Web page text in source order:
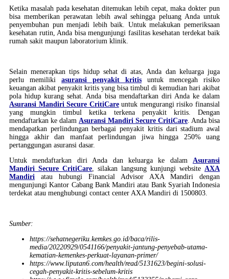
Ketika masalah pada kesehatan ditemukan lebih cepat, maka dokter pun
bisa memberikan perawatan lebih awal sehingga peluang Anda untuk
penyembuhan pun menjadi lebih baik. Untuk melakukan pemeriksaan
kesehatan rutin, Anda bisa mengunjungi fasilitas kesehatan terdekat baik
rumah sakit maupun laboratorium klinik.
Selain menerapkan tips hidup sehat di atas, Anda dan keluarga juga
perlu memiliki asuransi penyakit kritis untuk mencegah risiko
keuangan akibat penyakit kritis yang bisa timbul di kemudian hari akibat
pola hidup kurang sehat. Anda bisa mendaftarkan diri Anda ke dalam
Asuransi Mandiri Secure CritiCareuntuk mengurangi risiko finansial
yang mungkin timbul ketika terkena penyakit kritis. Dengan
mendaftarkan ke dalam Asuransi Mandiri Secure CritiCare. Anda bisa
mendapatkan perlindungan berbagai penyakit kritis dari stadium awal
hingga akhir dan manfaat perlindungan jiwa hingga 250% uang
pertanggungan asuransi dasar.
Untuk mendaftarkan diri Anda dan keluarga ke dalam Asuransi
Mandiri Secure CritiCare, silakan langsung kunjungi website AXA
Mandiri atau hubungi Financial Advisor AXA Mandiri dengan
mengunjungi Kantor Cabang Bank Mandiri atau Bank Syariah Indonesia
terdekat atau menghubungi contact center AXA Mandiri di 1500803.
Sumber:
https://sehatnegeriku.kemkes.go.id/baca/rilis-
media/20220929/0541166/penyakit-jantung-penyebab-utama-
kematian-kemenkes-perkuat-layanan-primer/
https://www.liputan6.com/health/read/5131623/begini-solusi-
cegah-penyakit-kritis-sebelum-kritis